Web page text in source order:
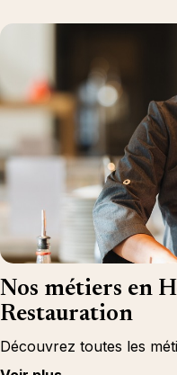
Nos métiers en
Restauration
Découvrez toutes les